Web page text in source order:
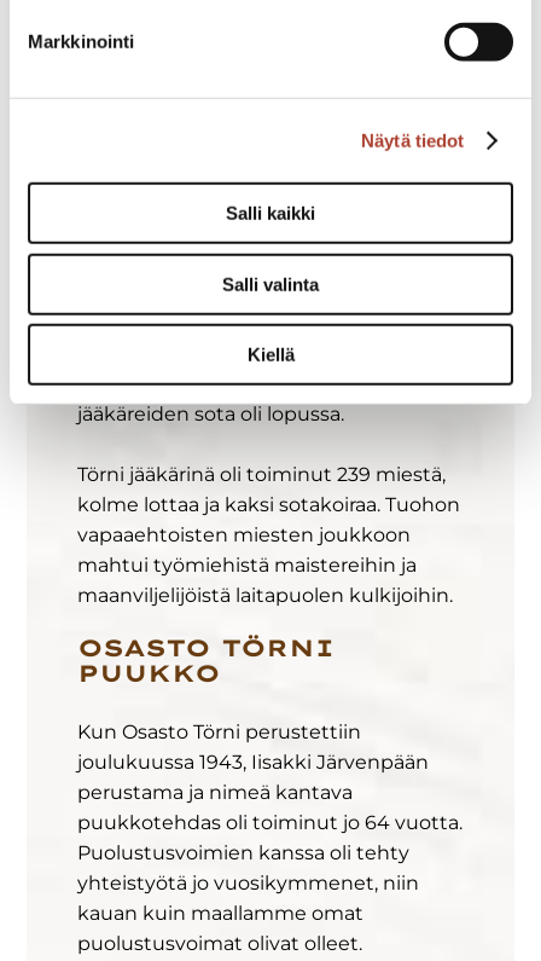
Markkinointi
Näytä tiedot
Salli kaikki
Salli valinta
Kiellä
myöntämisestä Lauri Törnille.
onnensa ei voine aina jatkua. Kaksi
Syyskuun 4. päivänä 1944 esikunnasta
komppanialle, että aselepo astuisi
voimaan klo 7.00 seuraavana aamuna.
Lauri Törni piti illalla puhuttelun koko
komppanialle, jakoi viimeiset
kunniamerkit ja ylennykset. Törnin
jääkäreiden sota oli lopussa.
Törni jääkärinä oli toiminut 239 miestä,
kolme lottaa ja kaksi sotakoiraa. Tuohon
vapaaehtoisten miesten joukkoon
mahtui työmiehistä maistereihin ja
maanviljelijöistä laitapuolen kulkijoihin.
OSASTO TÖRNI
PUUKKO
Kun Osasto Törni perustettiin
joulukuussa 1943, Iisakki Järvenpään
perustama ja nimeä kantava
puukkotehdas oli toiminut jo 64 vuotta.
Puolustusvoimien kanssa oli tehty
yhteistyötä jo vuosikymmenet, niin
kauan kuin maallamme omat
puolustusvoimat olivat olleet.